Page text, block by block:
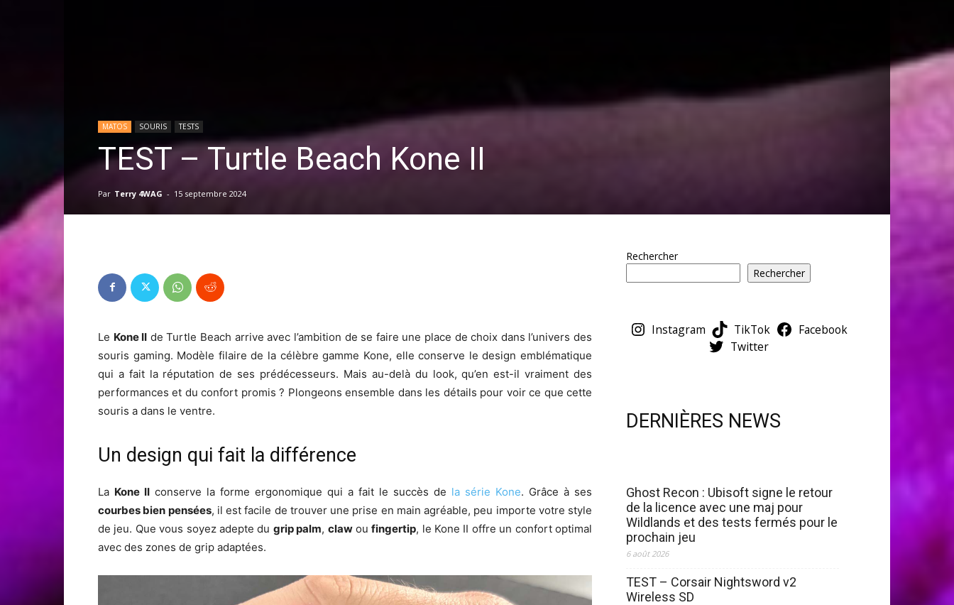
MATOS SOURIS TESTS
TEST – Turtle Beach Kone II
Par Terry 4WAG - 15 septembre 2024
Le Kone II de Turtle Beach arrive avec l’ambition de se faire une place de choix dans l’univers des
souris gaming. Modèle filaire de la célèbre gamme Kone, elle conserve le design emblématique
qui a fait la réputation de ses prédécesseurs. Mais au-delà du look, qu’en est-il vraiment des
performances et du confort promis ? Plongeons ensemble dans les détails pour voir ce que cette
souris a dans le ventre.
Un design qui fait la différence
La Kone II conserve la forme ergonomique qui a fait le succès de la série Kone. Grâce à ses
courbes bien pensées, il est facile de trouver une prise en main agréable, peu importe votre style
de jeu. Que vous soyez adepte du grip palm, clawoufingertip, le Kone II offre un confort optimal
avec des zones de grip adaptées.
Rechercher
Rechercher
Instagram TikTok
Facebook
Twitter
DERNIÈRES NEWS
Ghost Recon : Ubisoft signe le retour
de la licence avec une maj pour
Wildlands et des tests fermés pour le
prochain jeu
6 août 2026
TEST – Corsair Nightsword v2
Wireless SD